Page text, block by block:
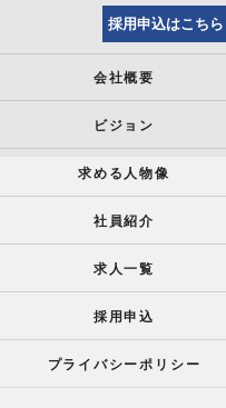
採用申込はこちら
会社概要
ビジョン
求める人物像
社員紹介
求人一覧
採用申込
プライバシーポリシー